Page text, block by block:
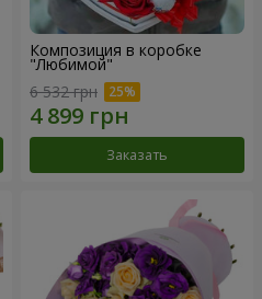
Композиция в коробке
"Любимой"
6 532 грн
Заказать